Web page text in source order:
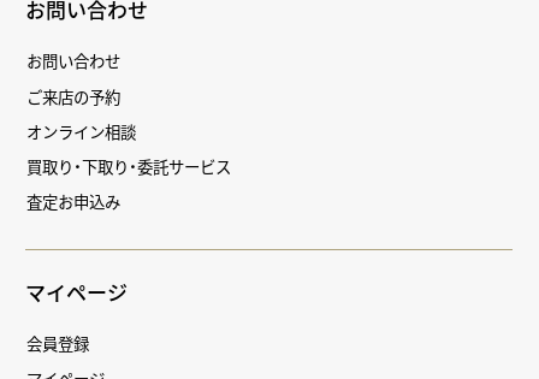
お問い合わせ
お問い合わせ
ご来店の予約
オンライン相談
買取り・下取り・委託サービス
査定お申込み
マイページ
会員登録